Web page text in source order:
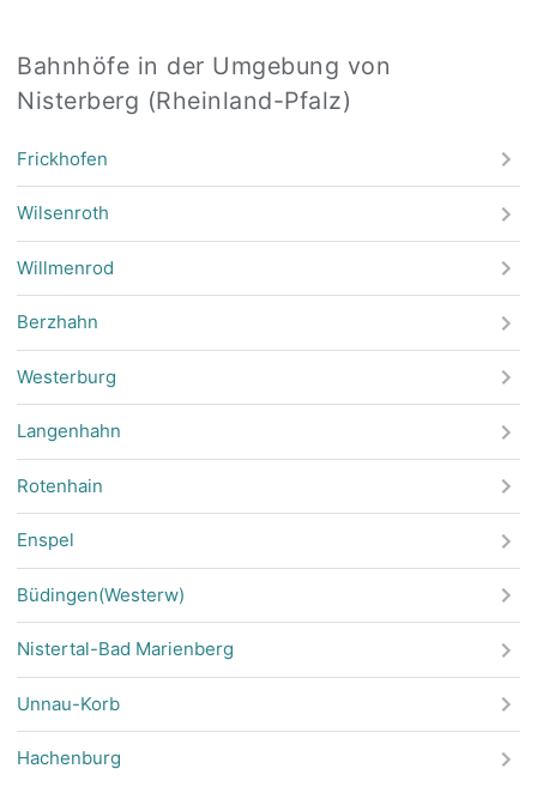
Bahnhöfe in der Umgebung von
Nisterberg (Rheinland-Pfalz)
Frickhofen
Wilsenroth
Willmenrod
Berzhahn
Westerburg
Langenhahn
Rotenhain
Enspel
Büdingen(Westerw)
Nistertal-Bad Marienberg
Unnau-Korb
Hachenburg